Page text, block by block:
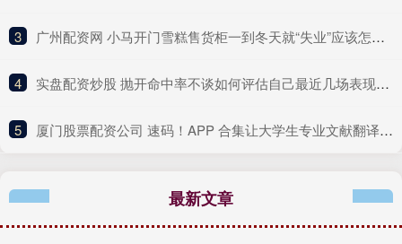
3 ​广州配资网 小马开门雪糕售货柜一到冬天就“失业”应该怎么办？
4 ​实盘配资炒股 抛开命中率不谈如何评估自己最近几场表现？谢泼德：抛不开
5 ​厦门股票配资公司 速码！APP 合集让大学生专业文献翻译效率翻倍超省心
最新文章